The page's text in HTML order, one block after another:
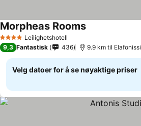
4 StjernerLeilighetshotell
Morpheas Rooms
9,3 Fantastisk 436 9.9 km til Elafonissi
Velg datoer for å se nøyaktige priser